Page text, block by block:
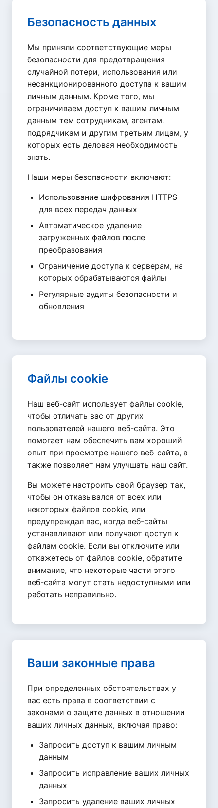
Безопасность данных
Мы приняли соответствующие меры
безопасности для предотвращения
случайной потери, использования или
несанкционированного доступа к вашим
личным данным. Кроме того, мы
ограничиваем доступ к вашим личным
данным тем сотрудникам, агентам,
подрядчикам и другим третьим лицам, у
которых есть деловая необходимость
знать.
Наши меры безопасности включают:
Использование шифрования HTTPS
для всех передач данных
Автоматическое удаление
загруженных файлов после
преобразования
Ограничение доступа к серверам, на
которых обрабатываются файлы
Регулярные аудиты безопасности и
обновления
Файлы cookie
Наш веб-сайт использует файлы cookie,
чтобы отличать вас от других
пользователей нашего веб-сайта. Это
помогает нам обеспечить вам хороший
опыт при просмотре нашего веб-сайта, а
также позволяет нам улучшать наш сайт.
Вы можете настроить свой браузер так,
чтобы он отказывался от всех или
некоторых файлов cookie, или
предупреждал вас, когда веб-сайты
устанавливают или получают доступ к
файлам cookie. Если вы отключите или
откажетесь от файлов cookie, обратите
внимание, что некоторые части этого
веб-сайта могут стать недоступными или
работать неправильно.
Ваши законные права
При определенных обстоятельствах у
вас есть права в соответствии с
законами о защите данных в отношении
ваших личных данных, включая право:
Запросить доступ к вашим личным
данным
Запросить исправление ваших личных
данных
Запросить удаление ваших личных